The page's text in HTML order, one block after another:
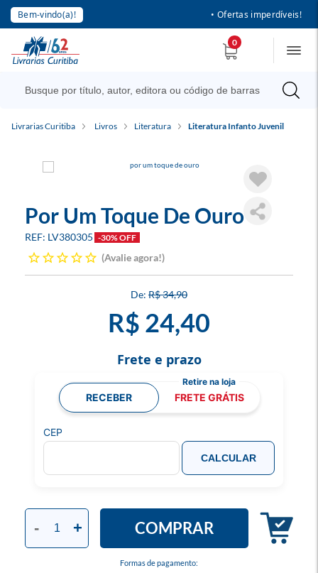
Bem-vindo(a)! • Ofertas imperdíveis!
0
Livrarias Curitiba Livros Literatura Literatura Infanto Juvenil
Por Um Toque De Ouro
LV380305 -30% OFF
Avalie agora!
R$ 34,90
R$ 24,40
Formas de pagamento:
- + COMPRAR
Frete e prazo
RECEBER FRETE GRÁTIS
CEP
CALCULAR